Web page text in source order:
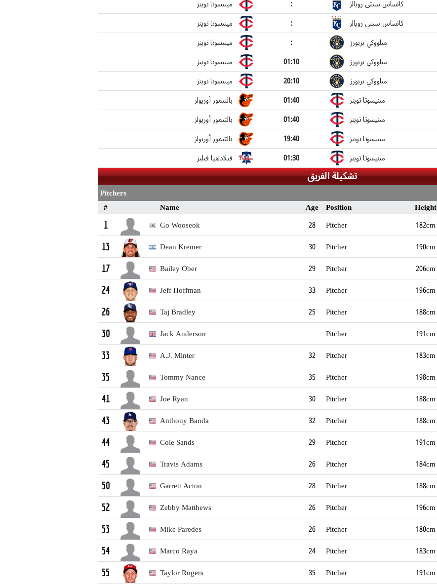
مينيسوتا توينز
: كانساس سيتي رويالز
مينيسوتا توينز
: كانساس سيتي رويالز
مينيسوتا توينز
: ميلووكي بريورز
مينيسوتا توينز
01:10 ميلووكي بريورز
مينيسوتا توينز
20:10 ميلووكي بريورز
بالتيمور أوريولز
01:40 مينيسوتا توينز
بالتيمور أوريولز
01:40 مينيسوتا توينز
بالتيمور أوريولز
19:40 مينيسوتا توينز
فيلادلفيا فيليز
01:30 مينيسوتا توينز
تشكيلة الفريق
Pitchers
#
Name Age Position Height
1 Go Wooseok 28 Pitcher 182cm
13 Dean Kremer 30 Pitcher 190cm
17 Bailey Ober 29 Pitcher 206cm
24 Jeff Hoffman 33 Pitcher 196cm
26 Taj Bradley 25 Pitcher 188cm
30 Jack Anderson Pitcher 191cm
33 A.J. Minter 32 Pitcher 183cm
35 Tommy Nance 35 Pitcher 198cm
41 Joe Ryan 30 Pitcher 188cm
43 Anthony Banda 32 Pitcher 188cm
44 Cole Sands 29 Pitcher 191cm
45 Travis Adams 26 Pitcher 184cm
50 Garrett Acton 28 Pitcher 188cm
52 Zebby Matthews 26 Pitcher 196cm
53 Mike Paredes 26 Pitcher 180cm
54 Marco Raya 24 Pitcher 183cm
55 Taylor Rogers 35 Pitcher 191cm